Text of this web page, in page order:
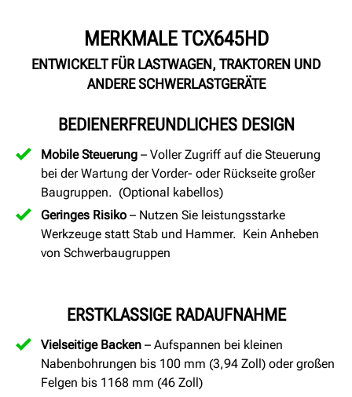
MERKMALE TCX645HD
ENTWICKELT FÜR LASTWAGEN, TRAKTOREN UND
ANDERE SCHWERLASTGERÄTE
BEDIENERFREUNDLICHES DESIGN
Mobile Steuerung – Voller Zugriff auf die Steuerung
bei der Wartung der Vorder- oder Rückseite großer
Baugruppen. (Optional kabellos)
Geringes Risiko – Nutzen Sie leistungsstarke
Werkzeuge statt Stab und Hammer. Kein Anheben
von Schwerbaugruppen
ERSTKLASSIGE RADAUFNAHME
Vielseitige Backen – Aufspannen bei kleinen
Nabenbohrungen bis 100 mm (3,94 Zoll) oder großen
Felgen bis 1168 mm (46 Zoll)